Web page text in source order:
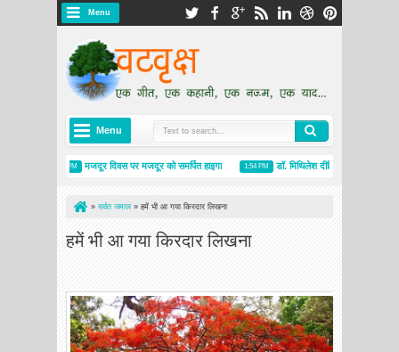
Menu
Menu
मजदूर दिवस पर मजदूर को समर्पित हाइगा 1:54 PM डॉ. मिथिलेश दीक्षित के हाइकु : बेटियां
» सर्वत जमाल » हमें भी आ गया किरदार लिखना
हमें भी आ गया किरदार लिखना